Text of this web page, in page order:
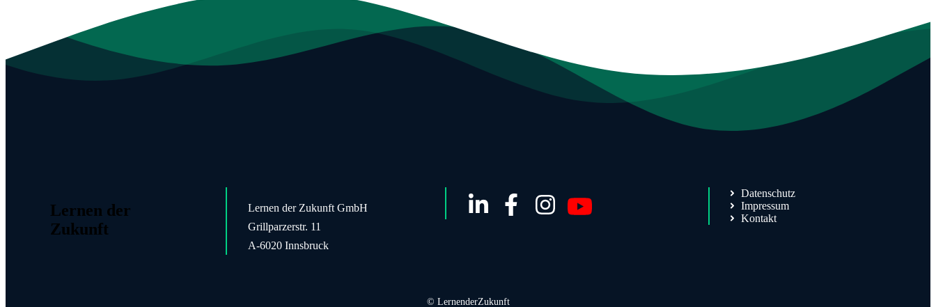
Lernen der
Zukunft
Lernen der Zukunft GmbH
Grillparzerstr. 11
A-6020 Innsbruck
Datenschutz
Impressum
Kontakt
© LernenderZukunft